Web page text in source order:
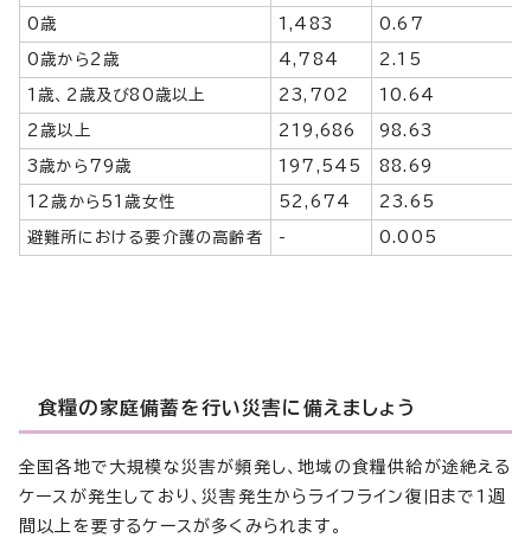
0歳 1,483 0.67
0歳から2歳 4,784 2.15
1歳、2歳及び80歳以上 23,702 10.64
2歳以上 219,686 98.63
3歳から79歳 197,545 88.69
12歳から51歳女性 52,674 23.65
避難所における要介護の高齢者 - 0.005
食糧の家庭備蓄を行い災害に備えましょう
全国各地で大規模な災害が頻発し、地域の食糧供給が途絶える
ケースが発生しており、災害発生からライフライン復旧まで1週
間以上を要するケースが多くみられます。